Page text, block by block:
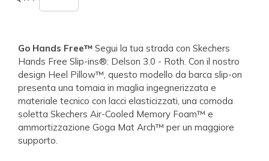
Go Hands Free™ Segui la tua strada con Skechers
Hands Free Slip-ins®: Delson 3.0 - Roth. Con il nostro
design Heel Pillow™, questo modello da barca slip-on
presenta una tomaia in maglia ingegnerizzata e
materiale tecnico con lacci elasticizzati, una comoda
soletta Skechers Air-Cooled Memory Foam™ e
ammortizzazione Goga Mat Arch™ per un maggiore
supporto.